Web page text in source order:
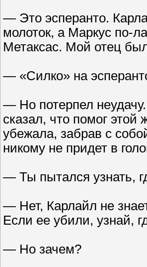
— Это эсперанто.
молоток, а Маркус по-
Метаксас. Мой отец
— «Силко» на
— Но потерпел
сказал, что помог
убежала, забрав с
никому не придет в
— Ты пытался узнать,
— Нет, Карлайл не
Если ее убили, узнай,
— Но зачем?